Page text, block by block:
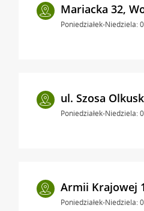
Mariacka 32,
Poniedziałek-Niedziela:
ul. Szosa
Poniedziałek-Niedziela:
Armii Krajowej
Poniedziałek-Niedziela: